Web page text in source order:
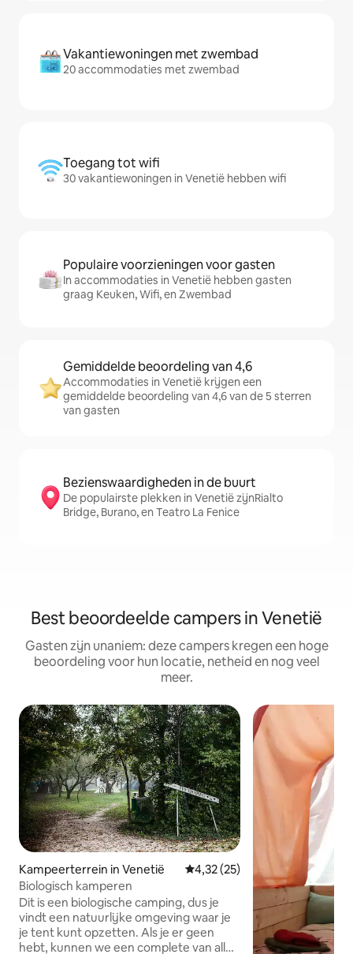
Vakantiewoningen met zwembad
20 accommodaties met zwembad
Toegang tot wifi
30 vakantiewoningen in Venetië hebben wifi
Populaire voorzieningen voor gasten
In accommodaties in Venetië hebben gasten
graag Keuken, Wifi, en Zwembad
Gemiddelde beoordeling van 4,6
Accommodaties in Venetië krijgen een
gemiddelde beoordeling van 4,6 van de 5 sterren
van gasten
Bezienswaardigheden in de buurt
De populairste plekken in Venetië zijnRialto
Bridge, Burano, en Teatro La Fenice
Best beoordeelde campers in Venetië
Gasten zijn unaniem: deze campers kregen een hoge
beoordeling voor hun locatie, netheid en nog veel
meer.
Kampeerterrein in Venetië Gemiddelde beoordeling van
4,32 (25)
Biologisch kamperen
Dit is een biologische camping, dus je
vindt een natuurlijke omgeving waar je
je tent kunt opzetten. Als je er geen
hebt, kunnen we een complete van alles